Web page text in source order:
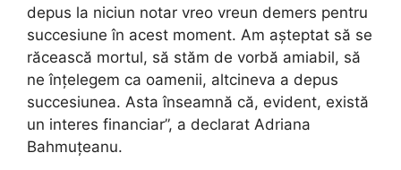
depus la niciun notar vreo vreun demers pentru
succesiune în acest moment. Am așteptat să se
răcească mortul, să stăm de vorbă amiabil, să
ne înțelegem ca oamenii, altcineva a depus
succesiunea. Asta înseamnă că, evident, există
un interes financiar”, a declarat Adriana
Bahmuțeanu.